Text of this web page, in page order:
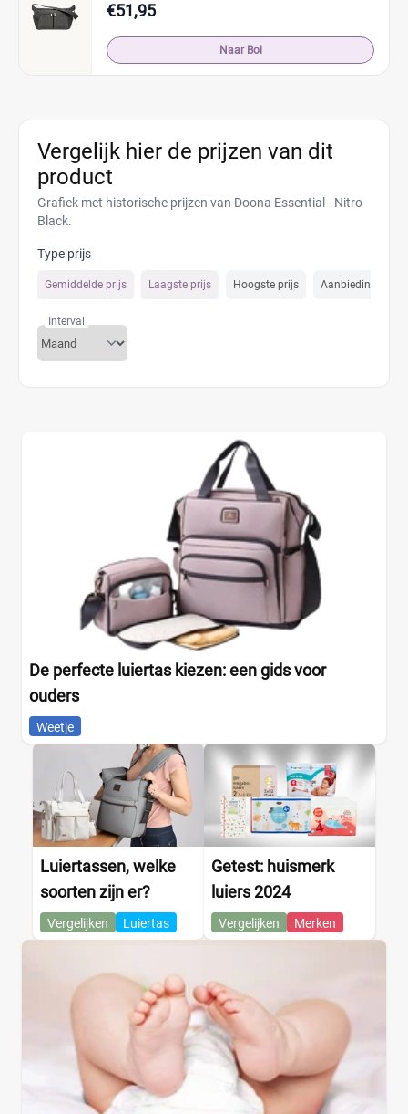
€51,95
Naar Bol
Vergelijk hier de prijzen van dit
product
Grafiek met historische prijzen van Doona Essential - Nitro
Black.
Type prijs
Gemiddelde prijs Laagste prijs Hoogste prijs Aanbiedings prijs
Interval
De perfecte luiertas kiezen: een gids voor
ouders
Weetje
Luiertassen, welke
soorten zijn er?
Vergelijken Luiertas
Getest: huismerk
luiers 2024
Vergelijken Merken